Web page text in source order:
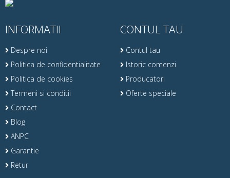
INFORMATII
Despre noi
Politica de confidentialitate
Politica de cookies
Termeni si conditii
Contact
Blog
ANPC
Garantie
Retur
CONTUL TAU
Contul tau
Istoric comenzi
Producatori
Oferte speciale